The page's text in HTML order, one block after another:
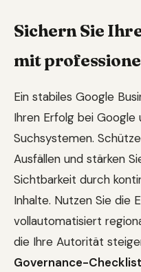
Sichern Sie
mit
Ein stabiles Google
Ihren Erfolg bei Google
Suchsystemen.
Ausfällen und stärken
Sichtbarkeit durch
Inhalte. Nutzen Sie die
vollautomatisiert
die Ihre Autorität
Governance-